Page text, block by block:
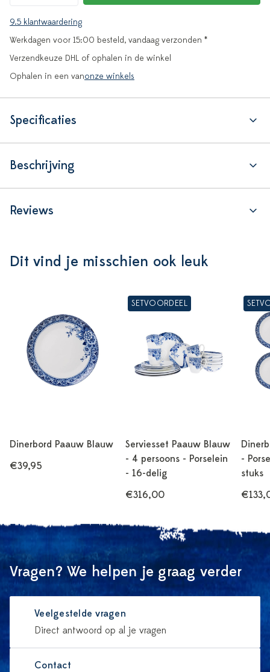
9.5 klantwaardering
Werkdagen voor 15:00 besteld, vandaag verzonden *
Verzendkeuze DHL of ophalen in de winkel
Ophalen in een vanonze winkels
Specificaties
Beschrijving
Reviews
Dit vind je misschien ook leuk
Dinerbord Paauw Blauw
€39,95
SETVOORDEEL
Serviesset Paauw Blauw
- 4 persoons - Porselein
- 16-delig
€316,00
-
stuks
Vragen? We helpen je graag verder
Veelgestelde vragen
Direct antwoord op al je vragen
Contact